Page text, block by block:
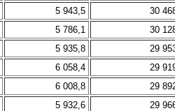
5 943,5
30
5 786,1
30
5 935,8
29
6 058,4
29
6 008,8
29
5 932,6
29